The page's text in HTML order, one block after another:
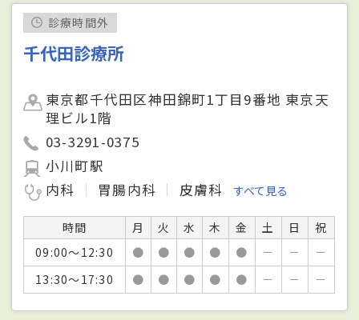
診療時間外
千代田診療所
東京都千代田区神田錦町1丁目9番地 東京天
理ビル1階
03-3291-0375
小川町駅
内科
胃腸内科 皮膚科 すべて見る
時間 月 火 水 木 金 土 日
祝
09:00～12:30
● ● ● ● ● － －
－
13:30～17:30
● ● ● ● ● － － －